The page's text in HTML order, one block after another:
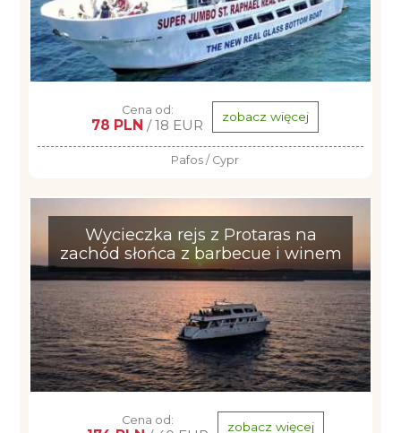
Cena od:
78 PLN / 18 EUR zobacz więcej
Pafos / Cypr
Wycieczka rejs z Protaras na
zachód słońca z barbecue i winem
Cena od: zobacz więcej